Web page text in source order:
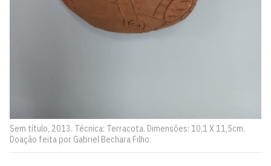
Sem título, 2013. Técnica: Terracota. Dimensões: 10,1 X 11,5cm.
Doação feita por Gabriel Bechara Filho.